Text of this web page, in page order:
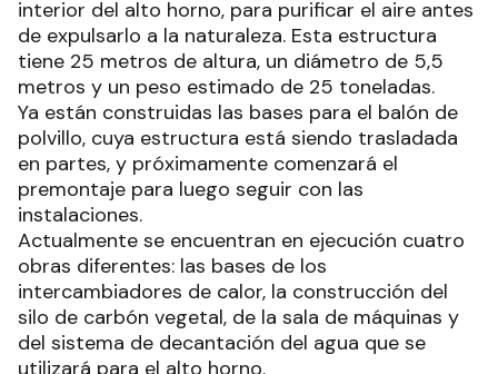
interior del alto horno, para purificar el aire antes
de expulsarlo a la naturaleza. Esta estructura
tiene 25 metros de altura, un diámetro de 5,5
metros y un peso estimado de 25 toneladas.
Ya están construidas las bases para el balón de
polvillo, cuya estructura está siendo trasladada
en partes, y próximamente comenzará el
premontaje para luego seguir con las
instalaciones.
Actualmente se encuentran en ejecución cuatro
obras diferentes: las bases de los
intercambiadores de calor, la construcción del
silo de carbón vegetal, de la sala de máquinas y
del sistema de decantación del agua que se
utilizará para el alto horno.